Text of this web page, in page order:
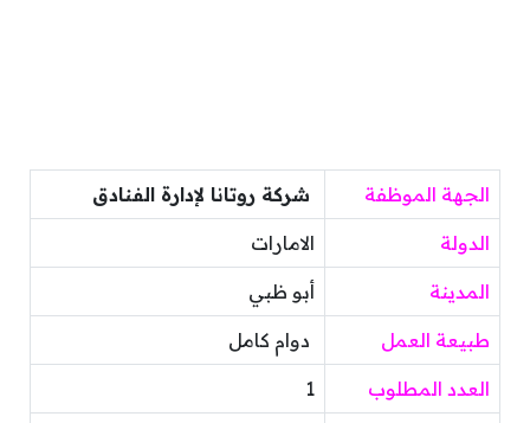
الجهة الموظفة شركة روتانا لإدارة الفنادق
الدولة الامارات
المدينة أبو ظبي
طبيعة العمل دوام كامل
العدد المطلوب 1